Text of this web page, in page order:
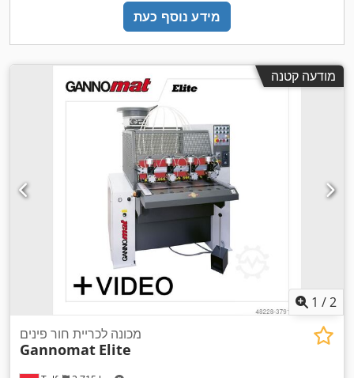
מידע נוסף כעת
מודעה קטנה
1 /2
מכונה לכריית חור פינים
Gannomat Elite